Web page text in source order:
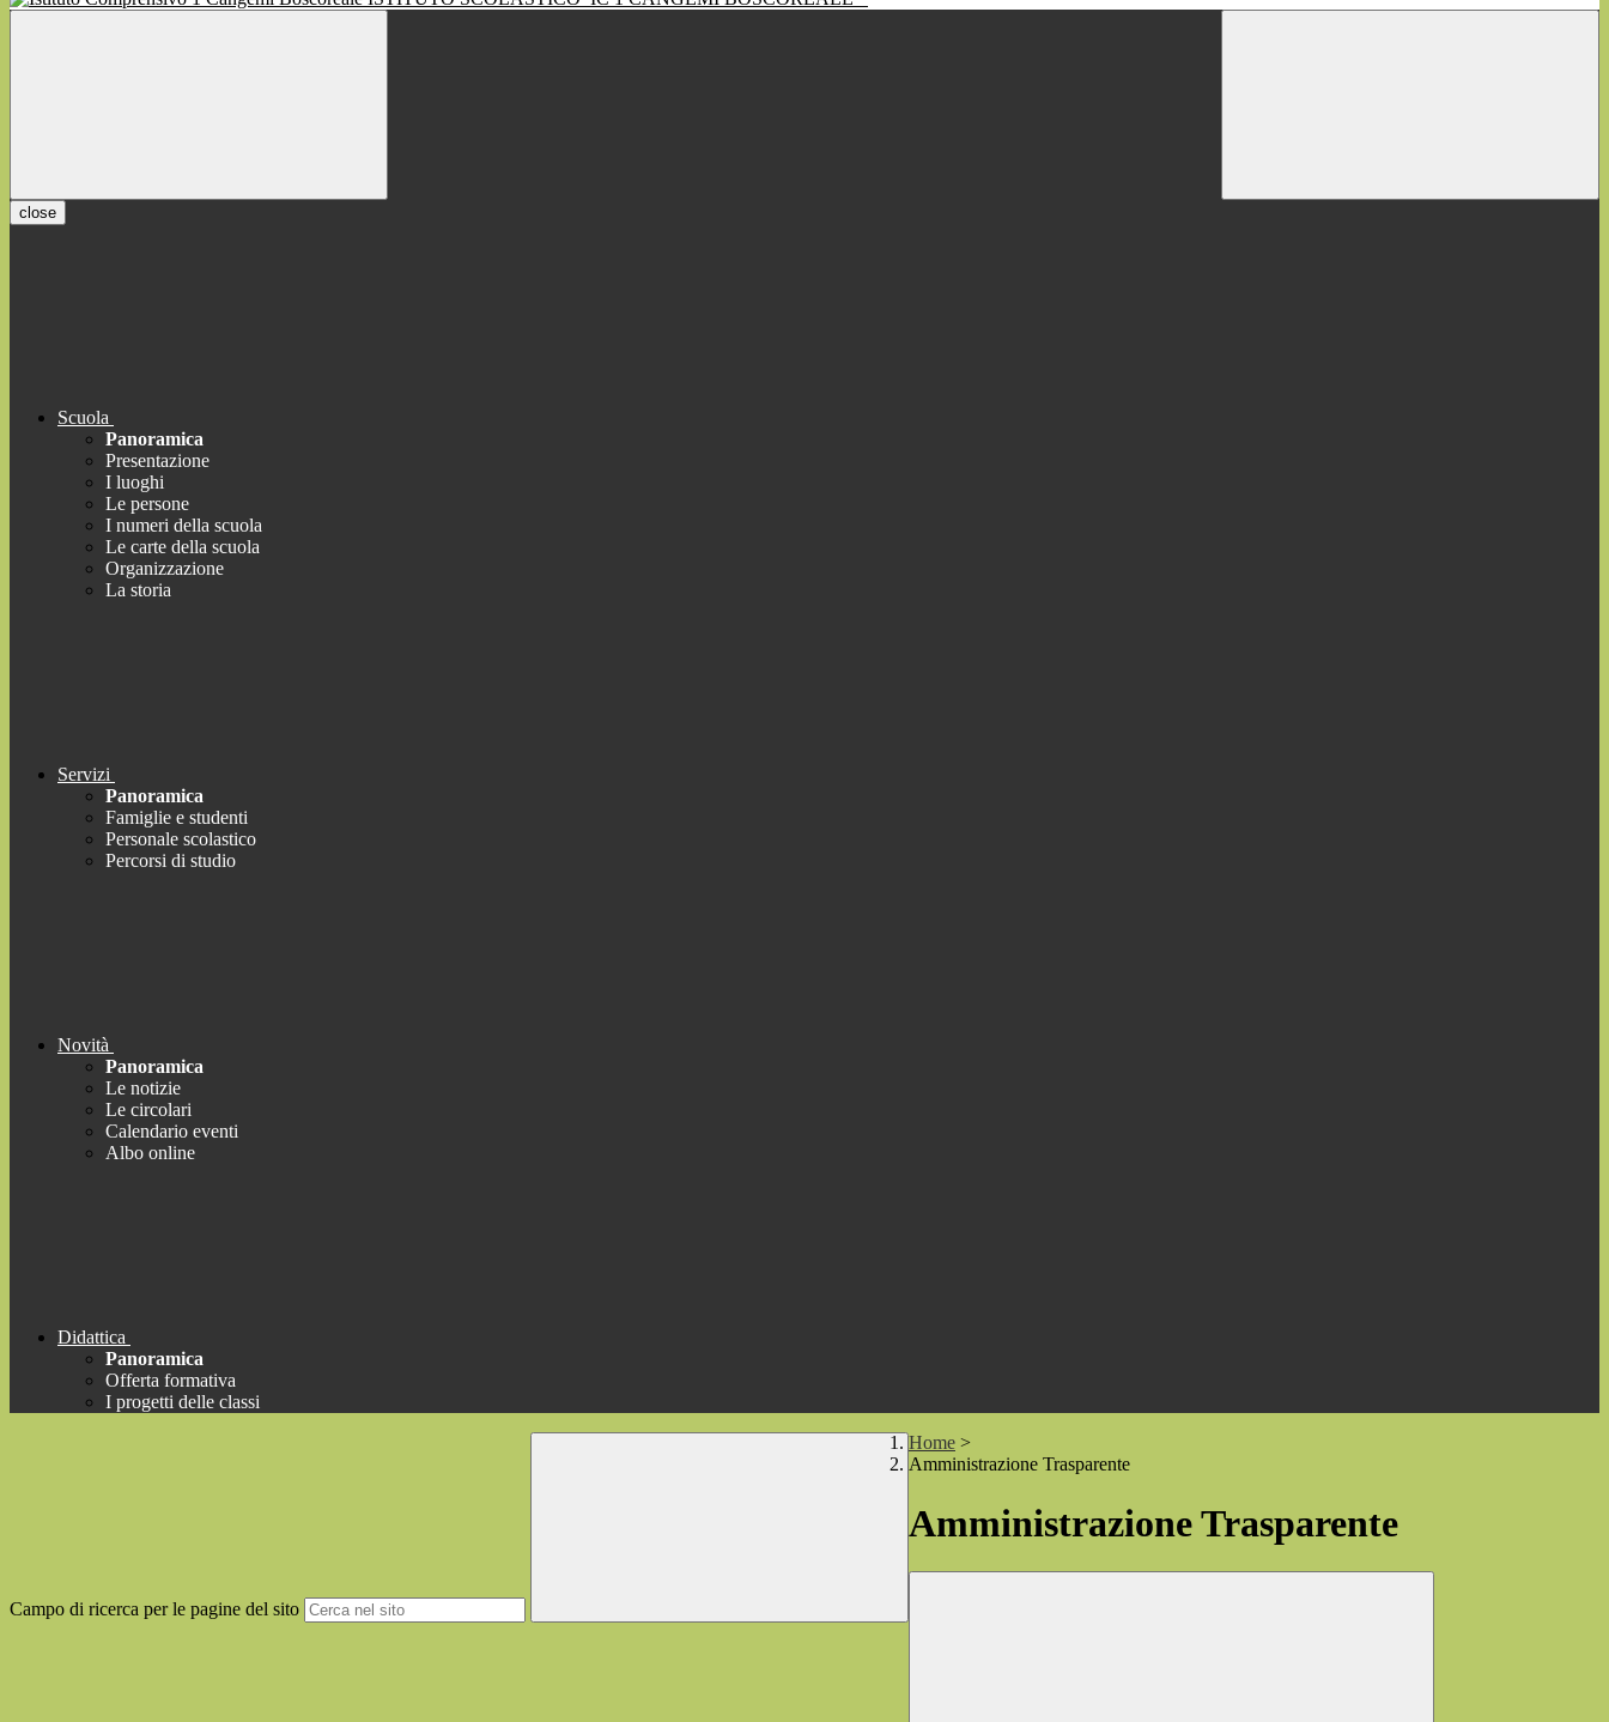
close
Scuola
Panoramica
Presentazione
I luoghi
Le persone
I numeri della scuola
Le carte della scuola
Organizzazione
La storia
Servizi
Panoramica
Famiglie e studenti
Personale scolastico
Percorsi di studio
Novità
Panoramica
Le notizie
Le circolari
Calendario eventi
Albo online
Didattica
Panoramica
Offerta formativa
I progetti delle classi
Campo di ricerca per le pagine del sito
Home >
Amministrazione Trasparente
Amministrazione Trasparente